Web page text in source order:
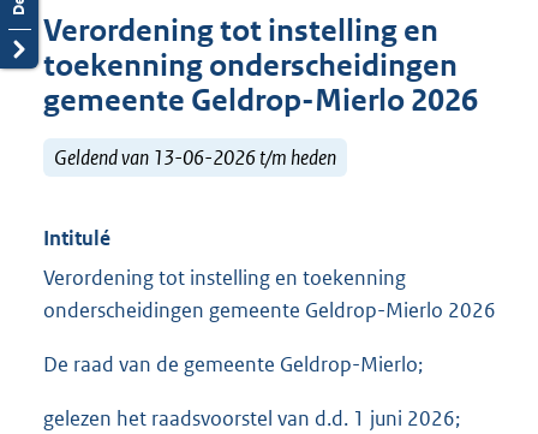
Verordening tot instelling en
toekenning onderscheidingen
gemeente Geldrop-Mierlo 2026
Geldend van 13-06-2026 t/m heden
Intitulé
Verordening tot instelling en toekenning
onderscheidingen gemeente Geldrop-Mierlo 2026
De raad van de gemeente Geldrop-Mierlo;
gelezen het raadsvoorstel van d.d. 1 juni 2026;